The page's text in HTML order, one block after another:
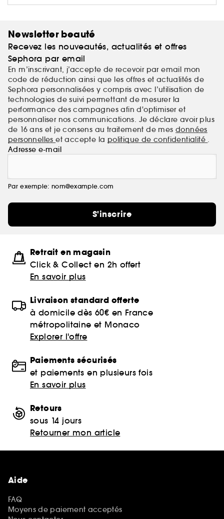
Newsletter beauté
Recevez les nouveautés, actualités et offres
Sephora par email
En m’inscrivant, j’accepte de recevoir par email mon
code de réduction ainsi que les offres et actualités de
Sephora personnalisées y compris avec l’utilisation de
technologies de suivi permettant de mesurer la
performance des campagnes afin d'optimiser et
personnaliser nos communications. Je déclare avoir plus
de 16 ans et je consens au traitement de mes données
personnelleset accepte la politique de confidentialité .
Adresse e-mail
Par exemple: nom@example.com
S'inscrire
Retrait en magasin
Click & Collect en 2h offert
En savoir plus
Livraison standard offerte
à domicile dès 60€ en France
métropolitaine et Monaco
Explorer l'offre
Paiements sécurisés
et paiements en plusieurs fois
En savoir plus
Retours
sous 14 jours
Retourner mon article
Aide
FAQ
Moyens de paiement acceptés